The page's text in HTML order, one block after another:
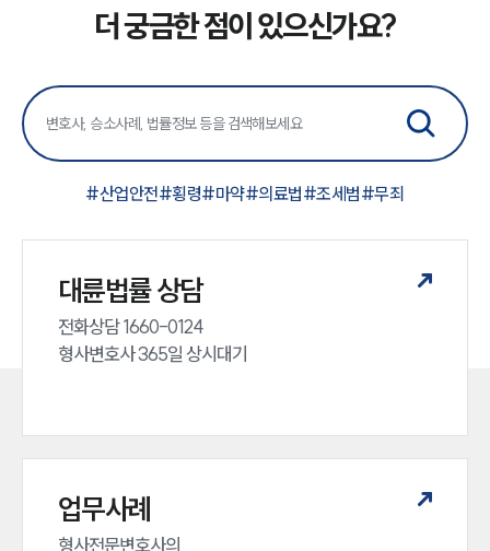
더 궁금한 점이 있으신가요?
#산업안전#횡령#마약#의료법#조세범#무죄
대륜법률 상담
전화상담 1660-0124
형사변호사 365일 상시대기
업무사례
형사전문변호사의